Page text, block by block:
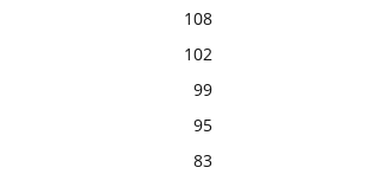
108
102
99
95
83